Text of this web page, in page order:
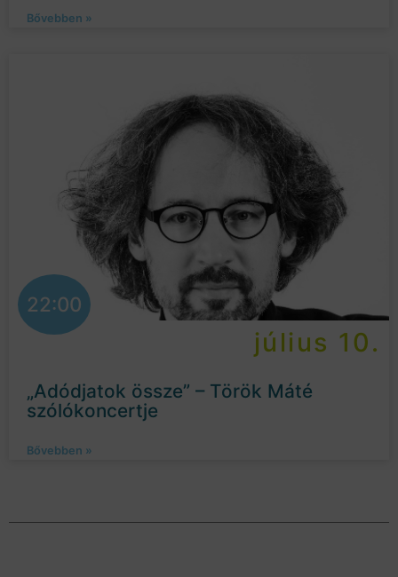
Bővebben »
22:00
július 10.
„Adódjatok össze” – Török Máté
szólókoncertje
Bővebben »